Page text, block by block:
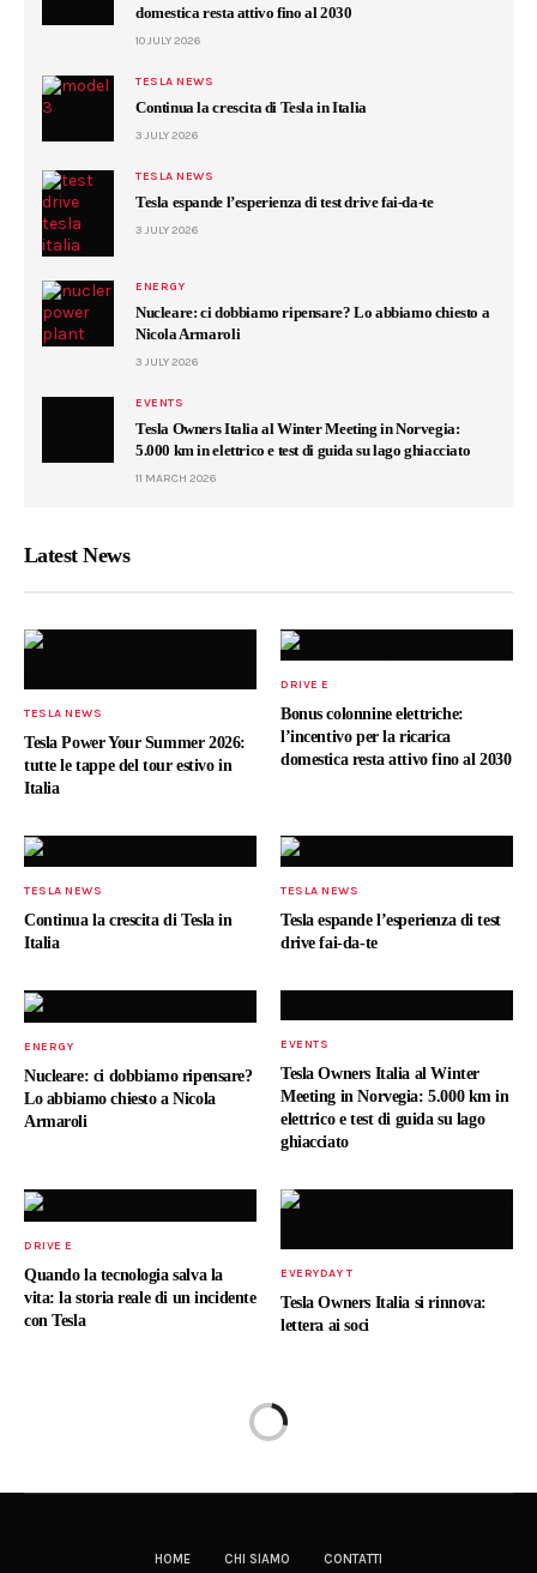
domestica resta attivo fino al 2030
10 JULY 2026
TESLA NEWS
Continua la crescita di Tesla in Italia
3 JULY 2026
TESLA NEWS
Tesla espande l’esperienza di test drive fai-da-te
3 JULY 2026
ENERGY
Nucleare: ci dobbiamo ripensare? Lo abbiamo chiesto a
Nicola Armaroli
3 JULY 2026
EVENTS
Tesla Owners Italia al Winter Meeting in Norvegia:
5.000 km in elettrico e test di guida su lago ghiacciato
11 MARCH 2026
Latest News
TESLA NEWS
Tesla Power Your Summer 2026:
tutte le tappe del tour estivo in
Italia
DRIVE E
Bonus colonnine elettriche:
l’incentivo per la ricarica
domestica resta attivo fino al 2030
TESLA NEWS
Continua la crescita di Tesla in
Italia
TESLA NEWS
Tesla espande l’esperienza di test
drive fai-da-te
ENERGY
Nucleare: ci dobbiamo ripensare?
Lo abbiamo chiesto a Nicola
Armaroli
EVENTS
Tesla Owners Italia al Winter
Meeting in Norvegia: 5.000 km in
elettrico e test di guida su lago
ghiacciato
DRIVE E
Quando la tecnologia salva la
vita: la storia reale di un incidente
con Tesla
EVERYDAY T
Tesla Owners Italia si rinnova:
lettera ai soci
HOME CHI SIAMO CONTATTI